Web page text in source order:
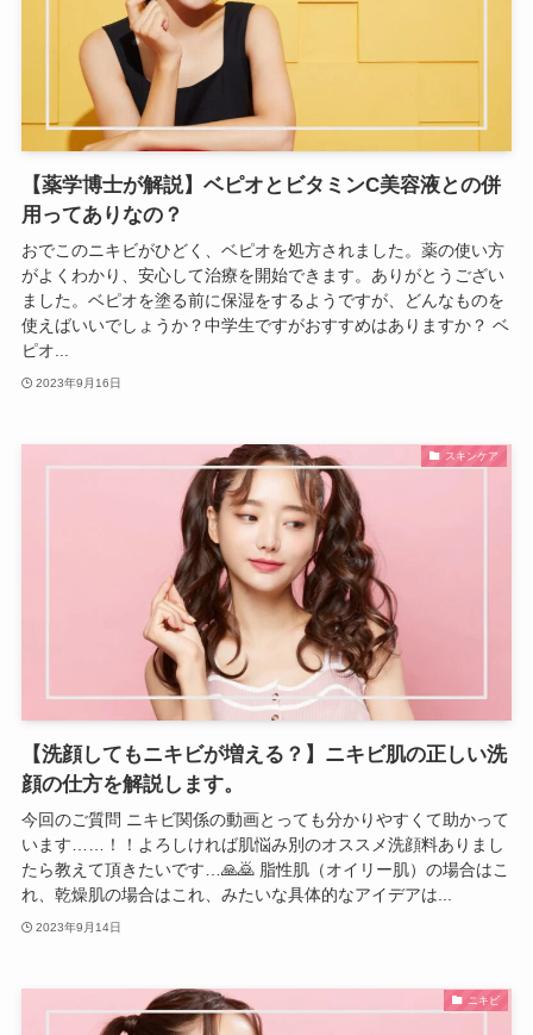
【薬学博士が解説】ベピオとビタミンC美容液との併
用ってありなの？
おでこのニキビがひどく、ベピオを処方されました。薬の使い方
がよくわかり、安心して治療を開始できます。ありがとうござい
ました。ベピオを塗る前に保湿をするようですが、どんなものを
使えばいいでしょうか？中学生ですがおすすめはありますか？ ベ
ピオ...
2023年9月16日
スキンケア
【洗顔してもニキビが増える？】ニキビ肌の正しい洗
顔の仕方を解説します。
今回のご質問 ニキビ関係の動画とっても分かりやすくて助かって
います……！！よろしければ肌悩み別のオススメ洗顔料ありまし
たら教えて頂きたいです…🙏🙇 脂性肌（オイリー肌）の場合はこ
れ、乾燥肌の場合はこれ、みたいな具体的なアイデアは...
2023年9月14日
ニキビ